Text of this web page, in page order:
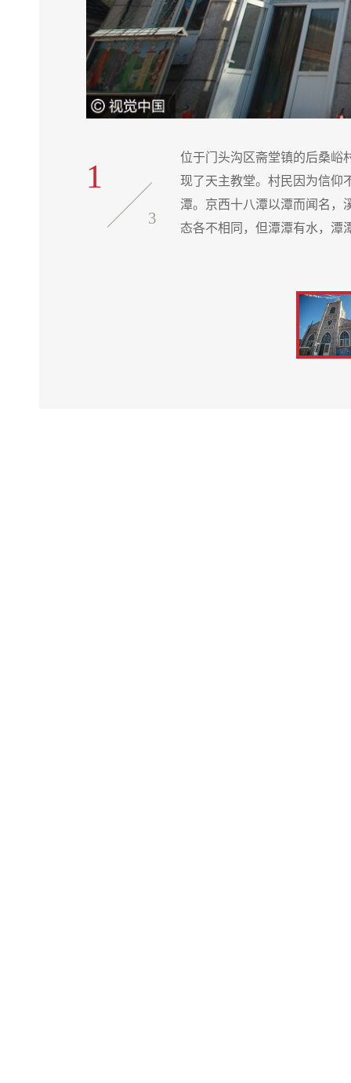
1
3
位于门头沟区斋堂镇的后桑峪
现了天主教堂。村民因为信仰
潭。京西十八潭以潭而闻名，
态各不相同，但潭潭有水，潭